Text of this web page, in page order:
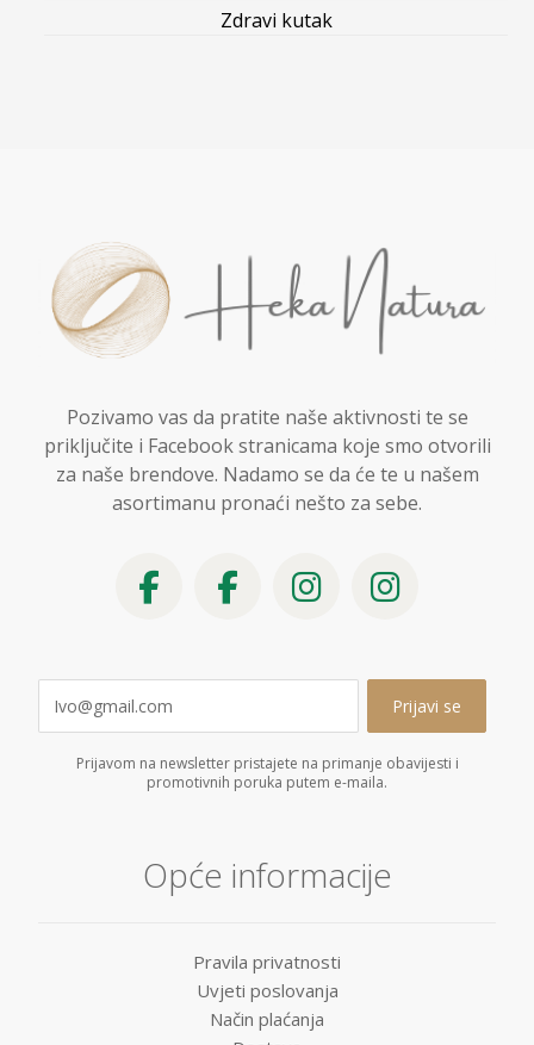
Zdravi kutak
Pozivamo vas da pratite naše aktivnosti te se
priključite i Facebook stranicama koje smo otvorili
za naše brendove. Nadamo se da će te u našem
asortimanu pronaći nešto za sebe.
Prijavom na newsletter pristajete na primanje obavijesti i
promotivnih poruka putem e-maila.
Opće informacije
Pravila privatnosti
Uvjeti poslovanja
Način plaćanja